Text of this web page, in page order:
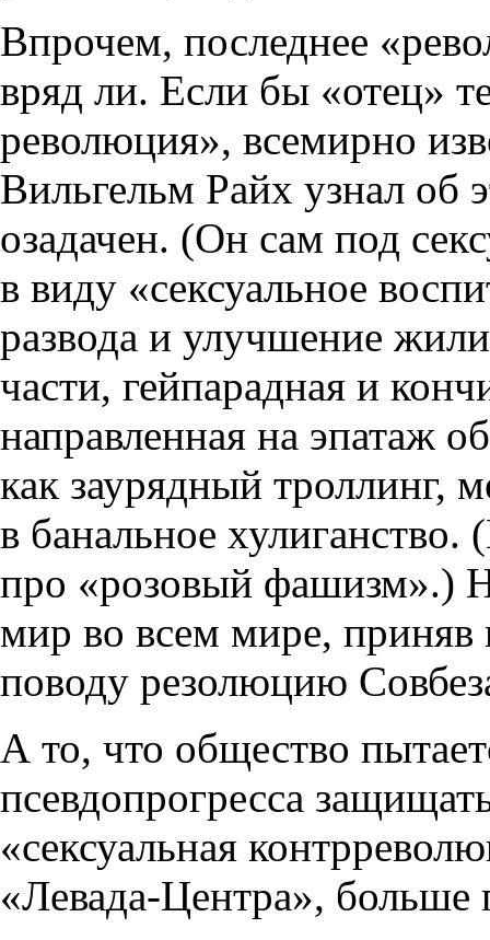
Впрочем, последнее
вряд ли. Если бы «отец»
революция», всемирно
Вильгельм Райх узнал об
озадачен. (Он сам под
в виду «сексуальное
развода и улучшение
части, гейпарадная и
направленная на эпатаж
как заурядный троллинг,
в банальное хулиганство.
про «розовый фашизм».)
мир во всем мире,
поводу резолюцию
А то, что общество
псевдопрогресса
«сексуальная
«Левада-Центра»,